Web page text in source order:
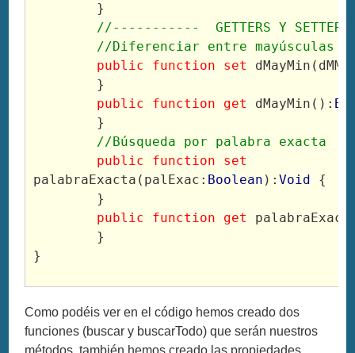
	}
//-----------  GETTERS Y
//Diferenciar entre mayúsculas
public function set
dMayMin(dMM:
	}
public function get
dMayMin():
	}
//Búsqueda por palabra exacta
public function set
palabraExacta(palExac: Boolean ):Void {
	}
public function get
	}
}
Como podéis ver en el código hemos creado dos
funciones (buscar y buscarTodo) que serán nuestros
métodos, también hemos creado las propiedades